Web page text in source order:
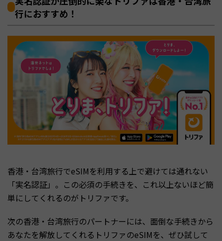
行におすすめ！
香港・台湾旅行でeSIMを利用する上で避けては通れない
「実名認証」。この必須の手続きを、これ以上ないほど簡
単にしてくれるのがトリファです。
次の香港・台湾旅行のパートナーには、面倒な手続きから
あなたを解放してくれるトリファのeSIMを、ぜひ試して